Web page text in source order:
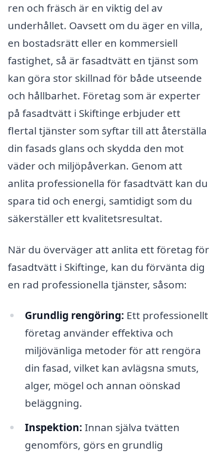
ren och fräsch är en viktig del av
underhållet. Oavsett om du äger en villa,
en bostadsrätt eller en kommersiell
fastighet, så är fasadtvätt en tjänst som
kan göra stor skillnad för både utseende
och hållbarhet. Företag som är experter
på fasadtvätt i Skiftinge erbjuder ett
flertal tjänster som syftar till att återställa
din fasads glans och skydda den mot
väder och miljöpåverkan. Genom att
anlita professionella för fasadtvätt kan du
spara tid och energi, samtidigt som du
säkerställer ett kvalitetsresultat.
När du överväger att anlita ett företag för
fasadtvätt i Skiftinge, kan du förvänta dig
en rad professionella tjänster, såsom:
Grundlig rengöring: Ett professionellt
företag använder effektiva och
miljövänliga metoder för att rengöra
din fasad, vilket kan avlägsna smuts,
alger, mögel och annan oönskad
beläggning.
Inspektion: Innan själva tvätten
genomförs, görs en grundlig